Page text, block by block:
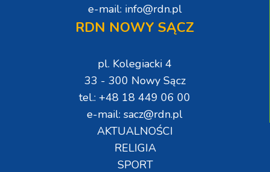
e-mail: info@rdn.pl
RDN NOWY SĄCZ
pl. Kolegiacki 4
33 - 300 Nowy Sącz
tel.: +48 18 449 06 00
e-mail: sacz@rdn.pl
AKTUALNOŚCI
RELIGIA
SPORT